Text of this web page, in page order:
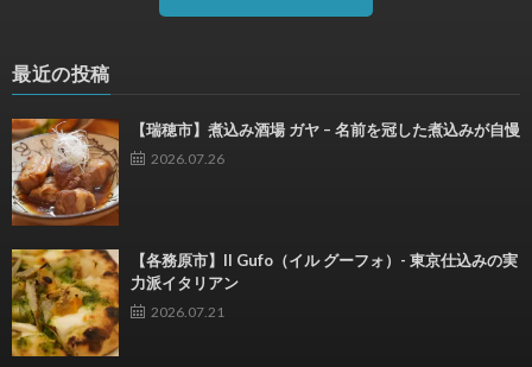
最近の投稿
【瑞穂市】煮込み酒場 ガヤ – 名前を冠した煮込みが自慢
2026.07.26
【各務原市】Il Gufo（イル グーフォ）- 東京仕込みの実
力派イタリアン
2026.07.21